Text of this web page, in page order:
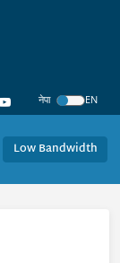
नेपा
EN
Low Bandwidth